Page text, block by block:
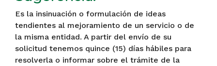
Es la insinuación o formulación de ideas
tendientes al mejoramiento de un servicio o de
la misma entidad. A partir del envío de su
solicitud tenemos quince (15) días hábiles para
resolverla o informar sobre el trámite de la